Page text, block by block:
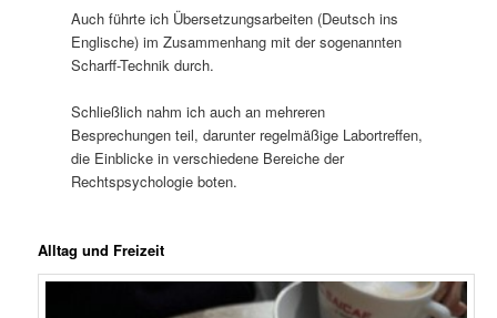
Auch führte ich Übersetzungsarbeiten (Deutsch ins
Englische) im Zusammenhang mit der sogenannten
Scharff-Technik durch.
Schließlich nahm ich auch an mehreren
Besprechungen teil, darunter regelmäßige Labortreffen,
die Einblicke in verschiedene Bereiche der
Rechtspsychologie boten.
Alltag und Freizeit